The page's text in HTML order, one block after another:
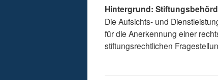
Hintergrund:
Die Aufsichts- und
für die Anerkennung einer
stiftungsrechtlichen